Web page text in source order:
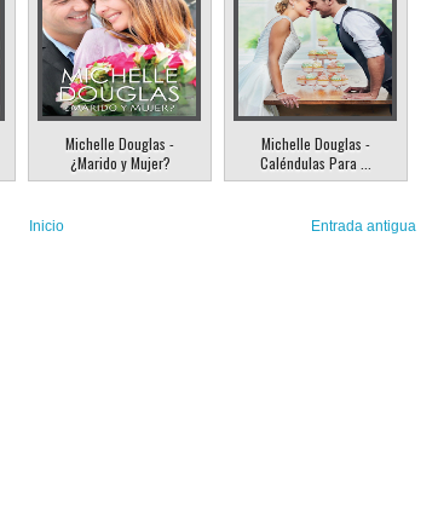
Michelle Douglas -
¿Marido y Mujer?
Michelle Douglas -
Caléndulas Para ...
Entrada antigua
Inicio